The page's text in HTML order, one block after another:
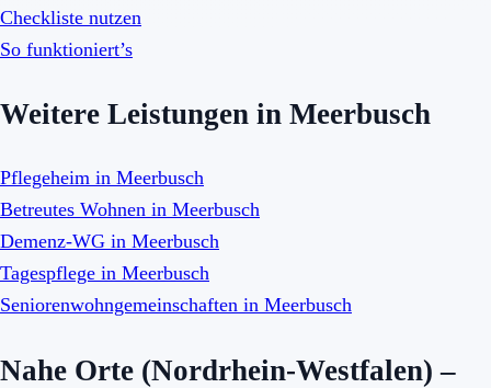
Checkliste nutzen
So funktioniert’s
Weitere Leistungen in Meerbusch
Pflegeheim in Meerbusch
Betreutes Wohnen in Meerbusch
Demenz-WG in Meerbusch
Tagespflege in Meerbusch
Seniorenwohngemeinschaften in Meerbusch
Nahe Orte (Nordrhein-Westfalen) –